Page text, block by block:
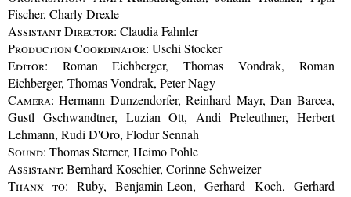
Fischer, Charly Drexle
Assistant Director: Claudia Fahnler
Production Coordinator: Uschi Stocker
Editor: Roman Eichberger, Thomas Vondrak, Roman
Eichberger, Thomas Vondrak, Peter Nagy
Camera: Hermann Dunzendorfer, Reinhard Mayr, Dan Barcea,
Gustl Gschwandtner, Luzian Ott, Andi Preleuthner, Herbert
Lehmann, Rudi D'Oro, Flodur Sennah
Sound: Thomas Sterner, Heimo Pohle
Assistant: Bernhard Koschier, Corinne Schweizer
Thanx to: Ruby, Benjamin-Leon, Gerhard Koch, Gerhard